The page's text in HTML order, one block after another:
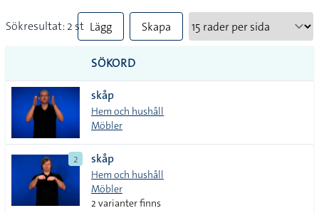
Sökresultat: 2 st Lägg
till
alla i
lista
Skapa
SÖKORD
skåp
Hem och hushåll
Möbler
2 skåp
Hem och hushåll
Möbler
2 varianter finns